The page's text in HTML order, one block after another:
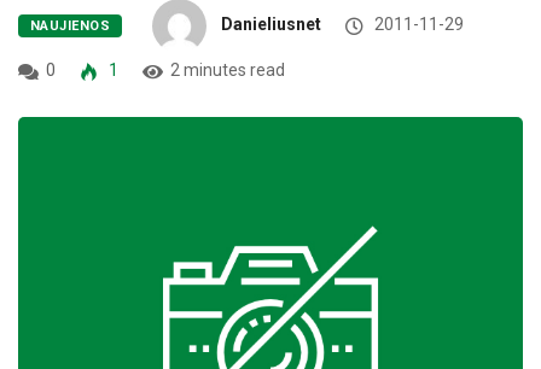
NAUJIENOS Danieliusnet 2011-11-29
0 1 2 minutes read